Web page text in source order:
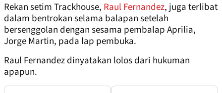
Rekan setim Trackhouse, Raul Fernandez, juga terlibat
dalam bentrokan selama balapan setelah
bersenggolan dengan sesama pembalap Aprilia,
Jorge Martin, pada lap pembuka.
Raul Fernandez dinyatakan lolos dari hukuman
apapun.